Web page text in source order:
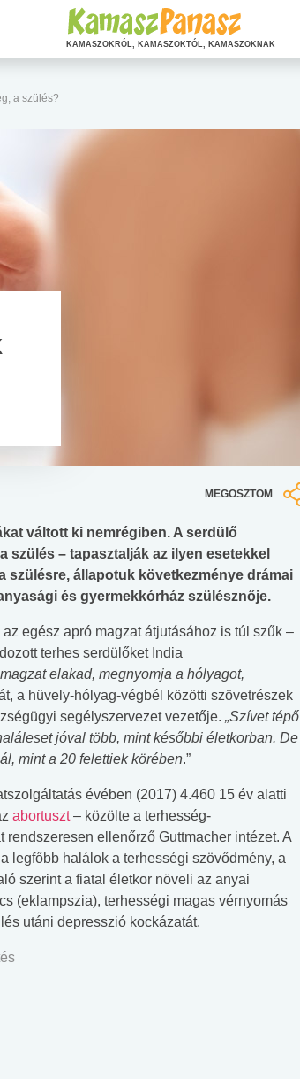
a szülés?
MEGOSZTOM
váltott ki nemrégiben. A serdülő
– tapasztalják az ilyen esetekkel
szülésre, állapotuk következménye drámai
és gyermekkórház szülésznője.
egész apró magzat átjutásához is túl szűk –
terhes serdülőket India
elakad, megnyomja a hólyagot,
a hüvely-hólyag-végbél közötti szövetrészek
segélyszervezet vezetője. „Szívet tépő
jóval több, mint későbbi életkorban. De
mint a 20 felettiek körében.”
évében (2017) 4.460 15 év alatti
abortuszt– közölte a terhesség-
ellenőrző Guttmacher intézet. A
legfőbb halálok a terhességi szövődmény, a
szerint a fiatal életkor növeli az anyai
(eklampszia), terhességi magas vérnyomás
utáni depresszió kockázatát.
KAMASZOKRÓL, KAMASZOKTÓL, KAMASZOKNAK